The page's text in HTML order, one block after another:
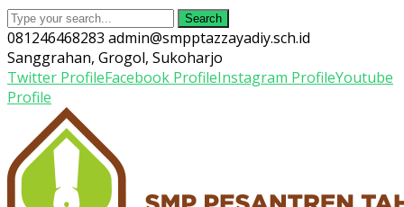
Search
081246468283 admin@smpptazzayadiy.sch.id
Sanggrahan, Grogol, Sukoharjo
Twitter ProfileFacebook ProfileInstagram ProfileYoutube
Profile